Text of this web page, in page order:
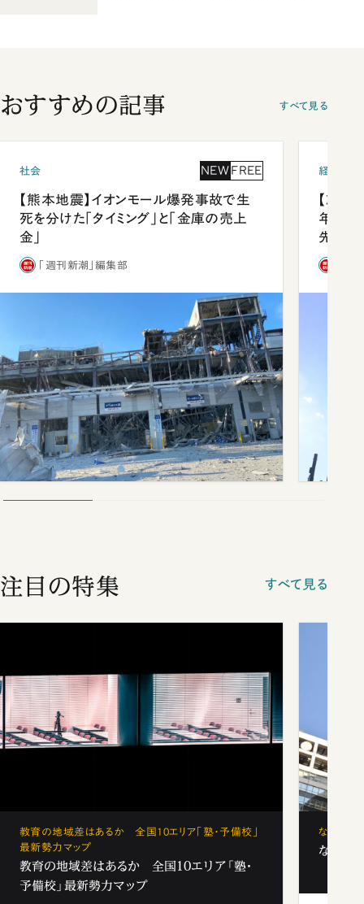
おすすめの記事 すべて見る
社会 NEW FREE
【熊本地震】イオンモール爆発事故で生
死を分けた「タイミング」と「金庫の売上
金」
「週刊新潮」編集部
経済・ビ
【就活
年会は
先1位
注目の特集 すべて見る
教育の地域差はあるか 全国10エリア「塾・予備校」
最新勢力マップ
教育の地域差はあるか 全国10エリア「塾・
予備校」最新勢力マップ
なぜ「フ
なぜ「